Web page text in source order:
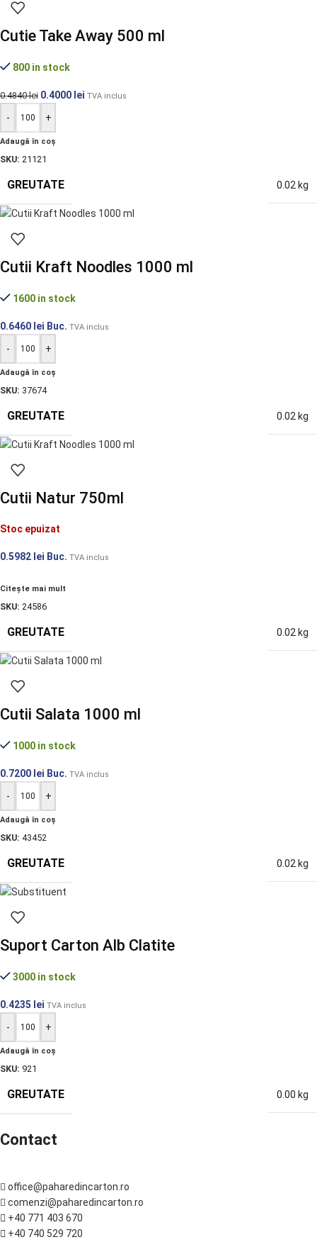
Cutie Take Away 500 ml
800 in stock
0.4840lei 0.4000 lei TVA inclus
- +
Adaugă în coș
SKU: 21121
GREUTATE 0.02 kg
Cutii Kraft Noodles 1000 ml
1600 in stock
0.6460 lei Buc. TVA inclus
- +
Adaugă în coș
SKU: 37674
GREUTATE 0.02 kg
Cutii Natur 750ml
Stoc epuizat
0.5982 lei Buc. TVA inclus
Citește mai mult
SKU: 24586
GREUTATE 0.02 kg
Cutii Salata 1000 ml
1000 in stock
0.7200 lei Buc. TVA inclus
- +
Adaugă în coș
SKU: 43452
GREUTATE 0.02 kg
Suport Carton Alb Clatite
3000 in stock
0.4235 lei TVA inclus
- +
Adaugă în coș
SKU: 921
GREUTATE 0.00 kg
Contact
office@paharedincarton.ro
comenzi@paharedincarton.ro
+40 771 403 670
+40 740 529 720